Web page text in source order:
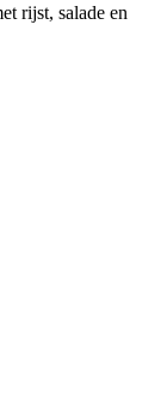
rijst, salade en